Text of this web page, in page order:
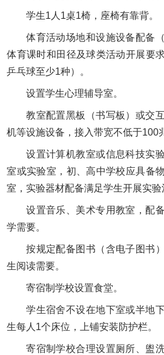
学生1人1桌1椅，座椅有靠背。
体育活动场地和设施设备配备
体育课时和田径及球类活动开展要
乒乓球至少1种）。
设置学生心理辅导室。
教室配置黑板（书写板）或交
机等设施设备，接入带宽不低于100
设置计算机教室或信息科技实
室或实验室，初、高中学校应具备
室，实验器材配备满足学生开展实验
设置音乐、美术专用教室，配
学需要。
按规定配备图书（含电子图书
生阅读需要。
寄宿制学校设置食堂。
学生宿舍不设在地下室或半地
生每人1个床位，上铺安装防护栏。
寄宿制学校合理设置厕所、盥